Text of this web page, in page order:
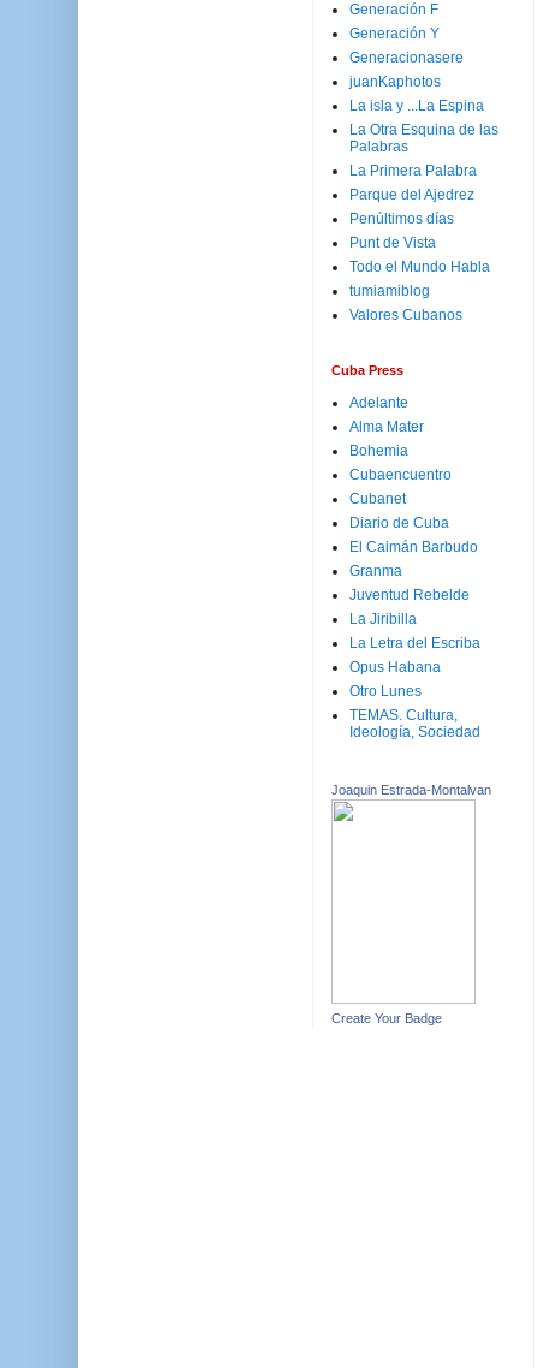
Generación F
Generación Y
Generacionasere
juanKaphotos
La isla y ...La Espina
La Otra Esquina de las
Palabras
La Primera Palabra
Parque del Ajedrez
Penúltimos días
Punt de Vista
Todo el Mundo Habla
tumiamiblog
Valores Cubanos
Cuba Press
Adelante
Alma Mater
Bohemia
Cubaencuentro
Cubanet
Diario de Cuba
El Caimán Barbudo
Granma
Juventud Rebelde
La Jiribilla
La Letra del Escriba
Opus Habana
Otro Lunes
TEMAS. Cultura,
Ideología, Sociedad
Joaquin Estrada-Montalvan
Create Your Badge